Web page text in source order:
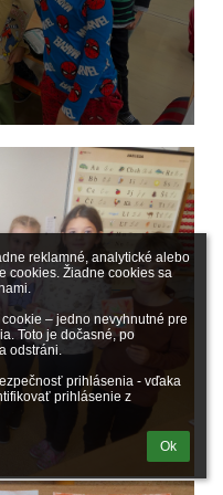
reklamné, analytické alebo
cookies. Žiadne cookies sa
– jedno nevyhnutné pre
Toto je dočasné, po
odstráni.
prihlásenia - vďaka
prihlásenie z
Ok